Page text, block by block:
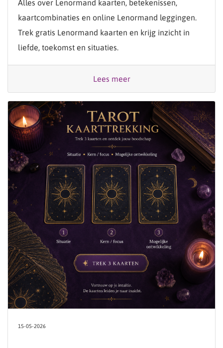
Alles over Lenormand kaarten, betekenissen,
kaartcombinaties en online Lenormand leggingen.
Trek gratis Lenormand kaarten en krijg inzicht in
liefde, toekomst en situaties.
Lees meer
15-05-2026